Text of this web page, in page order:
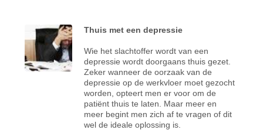
Thuis met een depressie
Wie het slachtoffer wordt van een
depressie wordt doorgaans thuis gezet.
Zeker wanneer de oorzaak van de
depressie op de werkvloer moet gezocht
worden, opteert men er voor om de
patiënt thuis te laten. Maar meer en
meer begint men zich af te vragen of dit
wel de ideale oplossing is.